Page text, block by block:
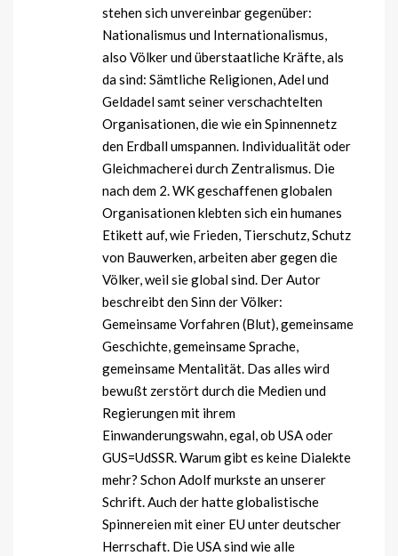
stehen sich unvereinbar gegenüber:
Nationalismus und Internationalismus,
also Völker und überstaatliche Kräfte, als
da sind: Sämtliche Religionen, Adel und
Geldadel samt seiner verschachtelten
Organisationen, die wie ein Spinnennetz
den Erdball umspannen. Individualität oder
Gleichmacherei durch Zentralismus. Die
nach dem 2. WK geschaffenen globalen
Organisationen klebten sich ein humanes
Etikett auf, wie Frieden, Tierschutz, Schutz
von Bauwerken, arbeiten aber gegen die
Völker, weil sie global sind. Der Autor
beschreibt den Sinn der Völker:
Gemeinsame Vorfahren (Blut), gemeinsame
Geschichte, gemeinsame Sprache,
gemeinsame Mentalität. Das alles wird
bewußt zerstört durch die Medien und
Regierungen mit ihrem
Einwanderungswahn, egal, ob USA oder
GUS=UdSSR. Warum gibt es keine Dialekte
mehr? Schon Adolf murkste an unserer
Schrift. Auch der hatte globalistische
Spinnereien mit einer EU unter deutscher
Herrschaft. Die USA sind wie alle